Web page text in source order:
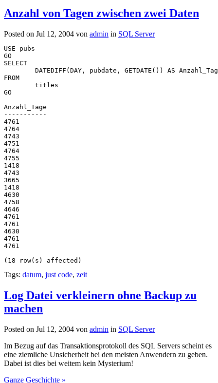
Anzahl von Tagen zwischen zwei Daten
Posted on Jul 12, 2004 von admin in SQL Server
USE pubs
GO
SELECT
DATEDIFF(DAY, pubdate, GETDATE()) AS
FROM
	titles
GO
Anzahl_Tage
-----------
4761
4764
4743
4751
4764
4755
1418
4743
3665
1418
4630
4758
4646
4761
4761
4630
4761
4761
(18 row(s) affected)
Tags: datum, just code, zeit
Log Datei verkleinern ohne Backup zu
machen
Posted on Jul 12, 2004 von admin in SQL Server
Im Bezug auf das Transaktionsprotokoll des SQL Servers scheint es
eine ziemliche Unsicherheit bei den meisten Anwendern zu geben.
Dabei ist dies bei weitem kein Mysterium!
Ganze Geschichte »